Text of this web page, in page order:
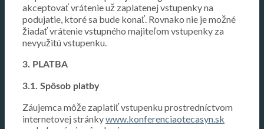
akceptovať vrátenie už zaplatenej vstupenky na
podujatie, ktoré sa bude konať. Rovnako nie je možné
žiadať vrátenie vstupného majiteľom vstupenky za
nevyužitú vstupenku.
3. PLATBA
3.1. Spôsob platby
Záujemca môže zaplatiť vstupenku prostredníctvom
internetovej stránkywww.konferenciaotecasyn.sk